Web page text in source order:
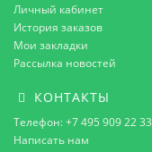
Личный кабинет
История заказов
Мои закладки
Рассылка новостей
КОНТАКТЫ
Телефон: +7 495 909 22 33
Написать нам